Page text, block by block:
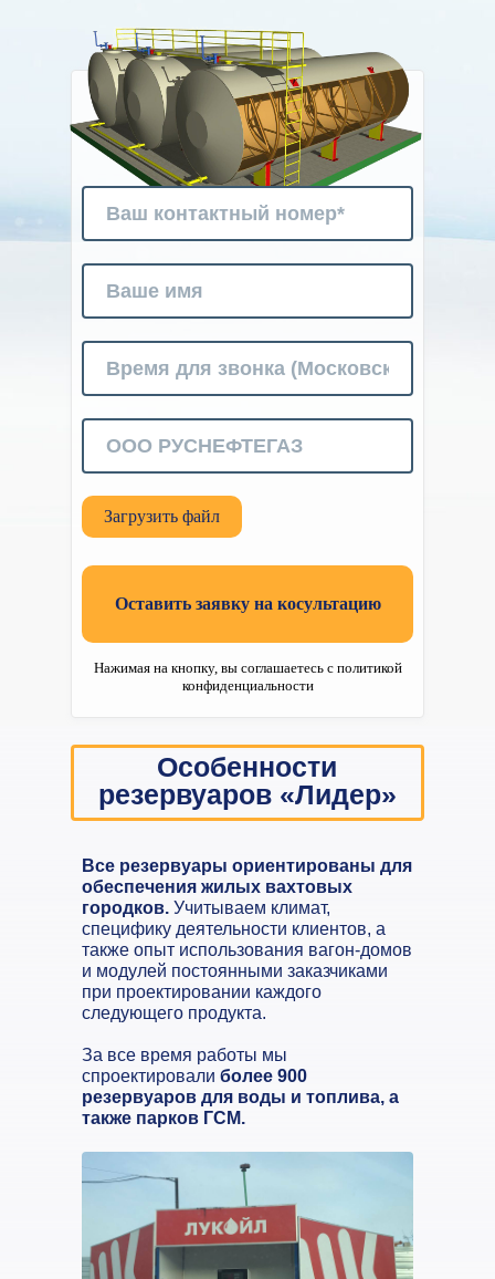
Загрузить файл
Оставить заявку на косультацию
Нажимая на кнопку, вы соглашаетесь с политикой
конфиденциальности
Все резервуары ориентированы для
обеспечения жилых вахтовых
городков. Учитываем климат,
специфику деятельности клиентов, а
также опыт использования вагон-домов
и модулей постоянными заказчиками
при проектировании каждого
следующего продукта.
За все время работы мы
спроектировали более 900
резервуаров для воды и топлива, а
также парков ГСМ.
Особенности
резервуаров «Лидер»